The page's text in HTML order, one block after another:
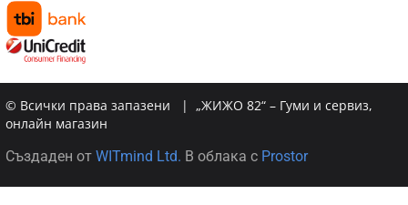
© Всички права запазени | „ЖИЖО 82“ – Гуми и сервиз,
онлайн магазин
Създаден от WITmind Ltd. В облака с Prostor